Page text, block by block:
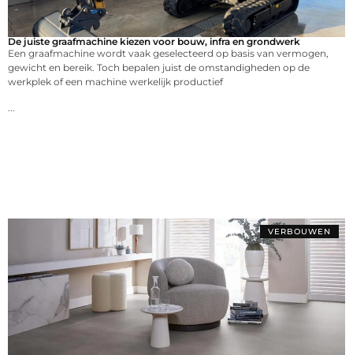
De juiste graafmachine kiezen voor bouw, infra en grondwerk
Een graafmachine wordt vaak geselecteerd op basis van vermogen,
gewicht en bereik. Toch bepalen juist de omstandigheden op de
werkplek of een machine werkelijk productief
VERBOUWEN